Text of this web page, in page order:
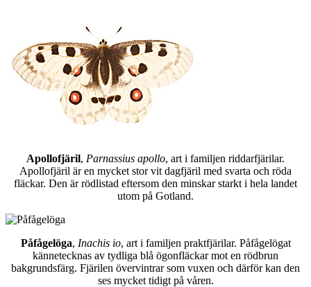
Apollofjäril, Parnassius apollo, art i familjen riddarfjärilar.
Apollofjäril är en mycket stor vit dagfjäril med svarta och röda
fläckar. Den är rödlistad eftersom den minskar starkt i hela landet
utom på Gotland.
Påfågelöga, Inachis io, art i familjen praktfjärilar. Påfågelögat
kännetecknas av tydliga blå ögonfläckar mot en rödbrun
bakgrundsfärg. Fjärilen övervintrar som vuxen och därför kan den
ses mycket tidigt på våren.